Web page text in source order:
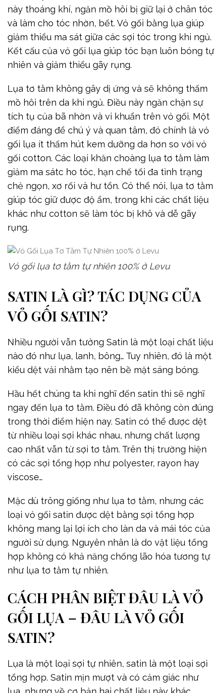
này thoáng khí, ngăn mồ hôi bị giữ lại ở chân tóc
và làm cho tóc nhờn, bết. Vỏ gối bằng lụa giúp
giảm thiểu ma sát giữa các sợi tóc trong khi ngủ.
Kết cấu của vỏ gối lụa giúp tóc bạn luôn bóng tự
nhiên và giảm thiểu gãy rụng.
Lụa tơ tằm không gây dị ứng và sẽ không thấm
mồ hôi trên da khi ngủ. Điều này ngăn chặn sự
tích tụ của bã nhờn và vi khuẩn trên vỏ gối. Một
điểm đáng để chú ý và quan tâm, đó chính là vỏ
gối lụa ít thấm hút kem dưỡng da hơn so với vỏ
gối cotton. Các loại khăn choàng lụa tơ tằm làm
giảm ma sátc ho tóc, hạn chế tối đa tình trạng
chẻ ngọn, xơ rối và hư tổn. Có thể nói, lụa tơ tằm
giúp tóc giữ được độ ẩm, trong khi các chất liệu
khác như cotton sẽ làm tóc bị khô và dễ gãy
rụng.
Vỏ gối lụa tơ tằm tự nhiên 100% ở Levu
SATIN LÀ GÌ? TÁC DỤNG CỦA
VỎ GỐI SATIN?
Nhiều người vẫn tưởng Satin là một loại chất liệu
nào đó như lụa, lanh, bông… Tuy nhiên, đó là một
kiểu dệt vải nhằm tạo nên bề mặt sáng bóng.
Hầu hết chúng ta khi nghĩ đến satin thì sẽ nghĩ
ngay đến lụa tơ tằm. Điều đó đã không còn đúng
trong thời điểm hiện nay. Satin có thể được dệt
từ nhiều loại sợi khác nhau, nhưng chất lượng
cao nhất vẫn từ sợi tơ tằm. Trên thị trường hiện
có các sợi tổng hợp như polyester, rayon hay
viscose…
Mặc dù trông giống như lụa tơ tằm, nhưng các
loại vỏ gối satin được dệt bằng sợi tổng hợp
không mang lại lợi ích cho làn da và mái tóc của
người sử dụng. Nguyên nhân là do vật liệu tổng
hợp không có khả năng chống lão hóa tương tự
như lụa tơ tằm tự nhiên.
CÁCH PHÂN BIỆT ĐÂU LÀ VỎ
GỐI LỤA – ĐÂU LÀ VỎ GỐI
SATIN?
Lụa là một loại sợi tự nhiên, satin là một loại sợi
tổng hợp. Satin mịn mượt và có cảm giác như